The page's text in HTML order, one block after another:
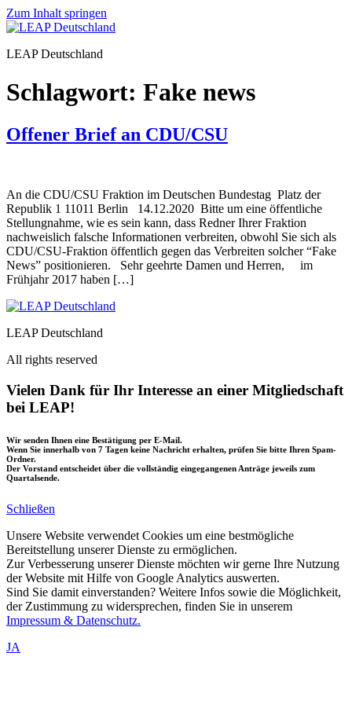
Zum Inhalt springen
LEAP Deutschland
Schlagwort: Fake news
Offener Brief an CDU/CSU
An die CDU/CSU Fraktion im Deutschen Bundestag Platz der
Republik 1 11011 Berlin 14.12.2020 Bitte um eine öffentliche
Stellungnahme, wie es sein kann, dass Redner Ihrer Fraktion
nachweislich falsche Informationen verbreiten, obwohl Sie sich als
CDU/CSU-Fraktion öffentlich gegen das Verbreiten solcher “Fake
News” positionieren. Sehr geehrte Damen und Herren, im
Frühjahr 2017 haben […]
LEAP Deutschland
All rights reserved
Vielen Dank für Ihr Interesse an einer Mitgliedschaft
bei LEAP!
Wir senden Ihnen eine Bestätigung per E-Mail.
Wenn Sie innerhalb von 7 Tagen keine Nachricht erhalten, prüfen Sie bitte Ihren Spam-
Ordner.
Der Vorstand entscheidet über die vollständig eingegangenen Anträge jeweils zum
Quartalsende.
Schließen
Unsere Website verwendet Cookies um eine bestmögliche
Bereitstellung unserer Dienste zu ermöglichen.
Zur Verbesserung unserer Dienste möchten wir gerne Ihre Nutzung
der Website mit Hilfe von Google Analytics auswerten.
Sind Sie damit einverstanden? Weitere Infos sowie die Möglichkeit,
der Zustimmung zu widersprechen, finden Sie in unserem
Impressum & Datenschutz.
JA